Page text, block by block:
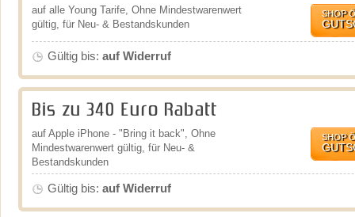
auf alle Young Tarife, Ohne Mindestwarenwert
gültig, für Neu- & Bestandskunden
SHOP
Gültig bis: auf Widerruf
Bis zu 340 Euro Rabatt
auf Apple iPhone - "Bring it back", Ohne
Mindestwarenwert gültig, für Neu- &
Bestandskunden
SHOP
Gültig bis: auf Widerruf